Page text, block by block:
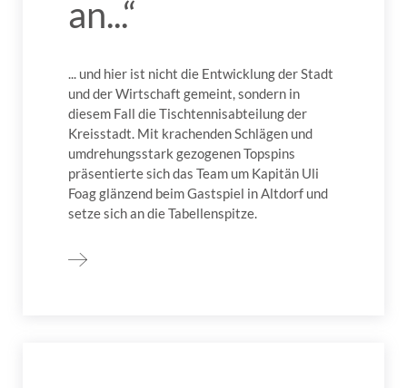
an...“
... und hier ist nicht die Entwicklung der Stadt
und der Wirtschaft gemeint, sondern in
diesem Fall die Tischtennisabteilung der
Kreisstadt. Mit krachenden Schlägen und
umdrehungsstark gezogenen Topspins
präsentierte sich das Team um Kapitän Uli
Foag glänzend beim Gastspiel in Altdorf und
setze sich an die Tabellenspitze.